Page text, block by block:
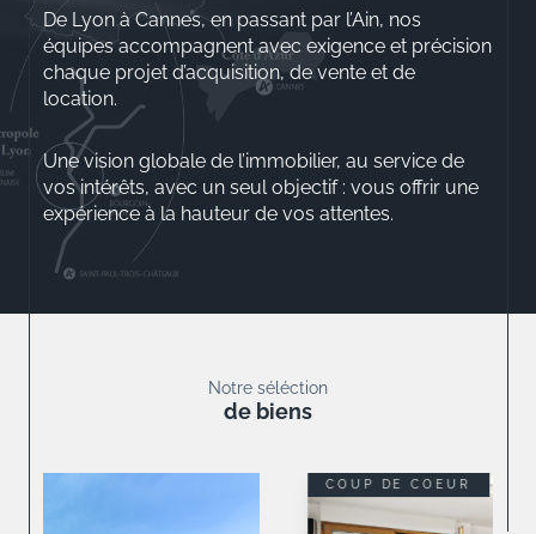
De Lyon à Cannes, en passant par l’Ain, nos
équipes accompagnent avec exigence et précision
chaque projet d’acquisition, de vente et de
location.
Une vision globale de l’immobilier, au service de
vos intérêts, avec un seul objectif : vous offrir une
expérience à la hauteur de vos attentes.
Notre séléction
de biens